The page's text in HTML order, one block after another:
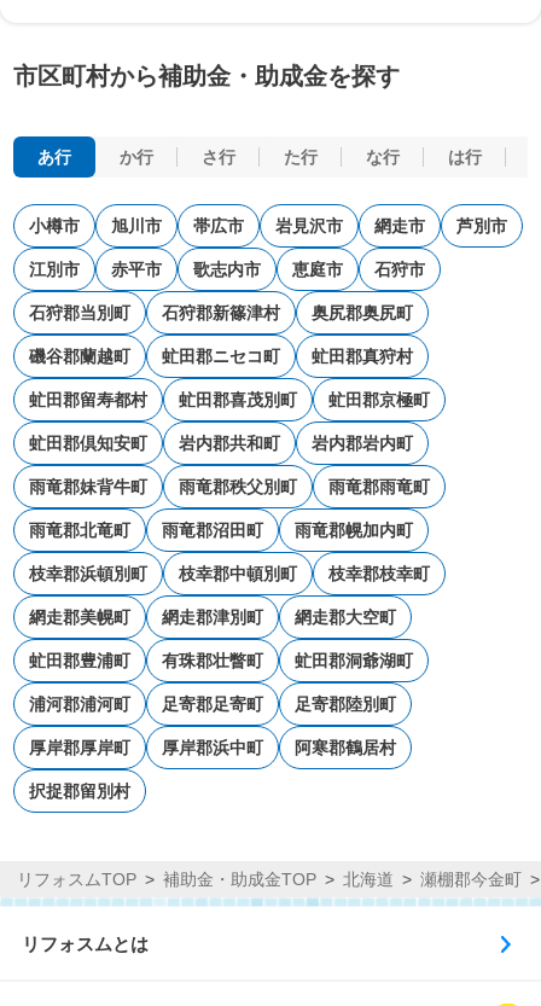
市区町村から補助金・助成金を探す
あ行 か行 さ行 た行 な行 は行
小樽市 旭川市 帯広市 岩見沢市 網走市 芦別市
江別市 赤平市 歌志内市 恵庭市 石狩市
石狩郡当別町 石狩郡新篠津村 奥尻郡奥尻町
磯谷郡蘭越町 虻田郡ニセコ町 虻田郡真狩村
虻田郡留寿都村 虻田郡喜茂別町 虻田郡京極町
虻田郡倶知安町 岩内郡共和町 岩内郡岩内町
雨竜郡妹背牛町 雨竜郡秩父別町 雨竜郡雨竜町
雨竜郡北竜町 雨竜郡沼田町 雨竜郡幌加内町
枝幸郡浜頓別町 枝幸郡中頓別町 枝幸郡枝幸町
網走郡美幌町 網走郡津別町 網走郡大空町
虻田郡豊浦町 有珠郡壮瞥町 虻田郡洞爺湖町
浦河郡浦河町 足寄郡足寄町 足寄郡陸別町
厚岸郡厚岸町 厚岸郡浜中町 阿寒郡鶴居村
択捉郡留別村
リフォスムTOP 補助金・助成金TOP 北海道 瀬棚郡今金町
リフォスムとは